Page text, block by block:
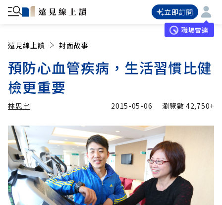
立即訂閱
職場雷達
遠見線上讀 封面故事
預防心血管疾病，生活習慣比健
檢更重要
林思宇
林思宇 加入追蹤
2015-05-06 瀏覽數42,750+